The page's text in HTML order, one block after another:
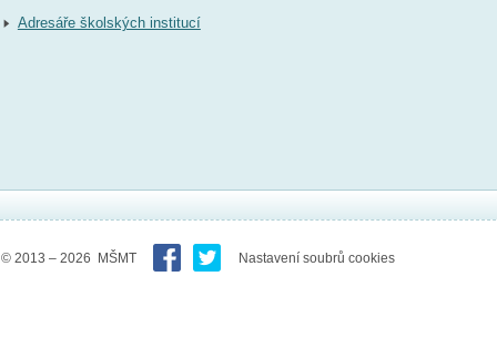
Adresáře školských institucí
© 2013 – 2026 MŠMT Nastavení soubrů cookies